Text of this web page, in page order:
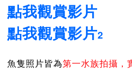
點我觀賞影片
點我觀賞影片2
魚隻照片皆為第一水族拍攝，